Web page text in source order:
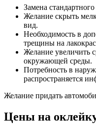
Замена
Желание скрыть
вид.
Необходимость в
трещины на
Желание увеличить
окружающей среды.
Потребность в
распространяется
Желание придать
Цены на